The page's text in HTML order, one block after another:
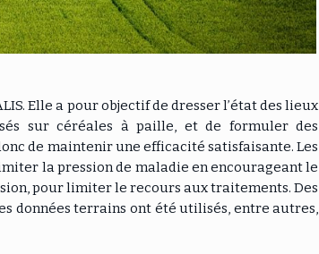
Elle a pour objectif de dresser l’état des lieux
sur céréales à paille, et de formuler des
de maintenir une efficacité satisfaisante. Les
la pression de maladie en encourageant le
pour limiter le recours aux traitements. Des
données terrains ont été utilisés, entre autres,